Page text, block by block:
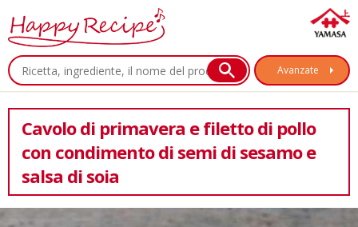
Avanzate
Cavolo di primavera e filetto di pollo
con condimento di semi di sesamo e
salsa di soia